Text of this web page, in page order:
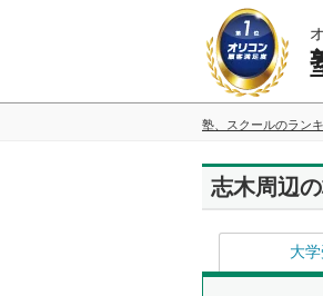
塾、スクールのラン
志木周辺
大